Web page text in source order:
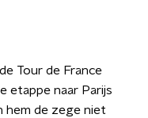
Tour de France
etappe naar Parijs
hem de zege niet